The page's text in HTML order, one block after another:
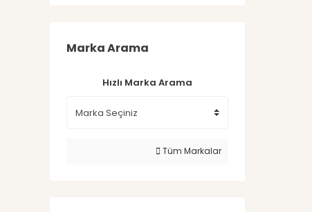
Marka Arama
Hızlı Marka Arama
Tüm Markalar